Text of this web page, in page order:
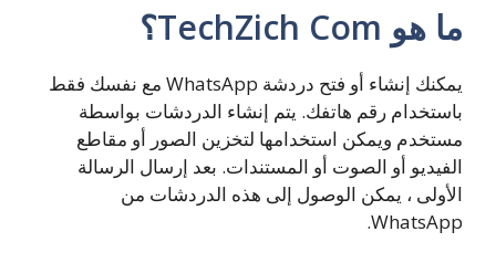
ما هو TechZich Com؟
يمكنك إنشاء أو فتح دردشة WhatsApp مع نفسك فقط
باستخدام رقم هاتفك. يتم إنشاء الدردشات بواسطة
مستخدم ويمكن استخدامها لتخزين الصور أو مقاطع
الفيديو أو الصوت أو المستندات. بعد إرسال الرسالة
الأولى ، يمكن الوصول إلى هذه الدردشات من
WhatsApp.